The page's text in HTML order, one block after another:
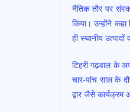
नैतिक तौर पर
किया। उन्होंने
ही स्थानीय उत्पादों
टिहरी गढ़वाल के
चार-पांच साल के
द्वार जैसे